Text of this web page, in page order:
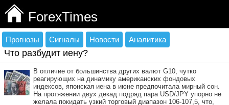
ForexTimes
Прогнозы Сигналы Новости Аналитика
Что разбудит иену?
В отличие от большинства других валют G10, чутко
реагирующих на динамику американских фондовых
индексов, японская иена в июне предпочитала мирный сон.
На протяжении двух декад подряд пара USD/JPY упорно не
желала покидать узкий торговый диапазон 106-107,5, что,